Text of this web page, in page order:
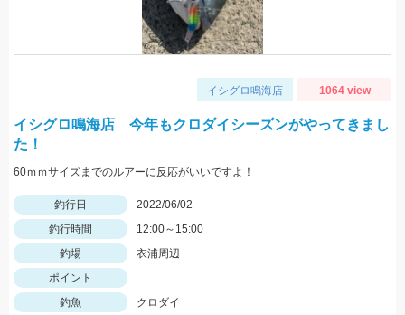
イシグロ鳴海店 1064 view
イシグロ鳴海店 今年もクロダイシーズンがやってきまし
た！
60ｍｍサイズまでのルアーに反応がいいですよ！
釣行日
2022/06/02
釣行時間
12:00～15:00
釣場
衣浦周辺
ポイント
釣魚
クロダイ